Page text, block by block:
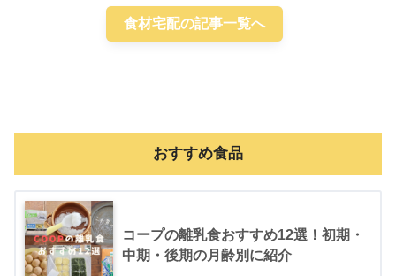
食材宅配の記事一覧へ
おすすめ食品
コープの離乳食おすすめ12選！初期・
中期・後期の月齢別に紹介